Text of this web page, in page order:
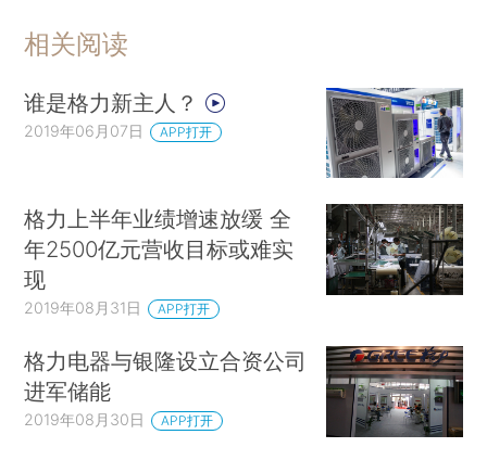
相关阅读
谁是格力新主人？
2019年06月07日 APP打开
格力上半年业绩增速放缓 全
年2500亿元营收目标或难实
现
2019年08月31日 APP打开
格力电器与银隆设立合资公司
进军储能
2019年08月30日 APP打开